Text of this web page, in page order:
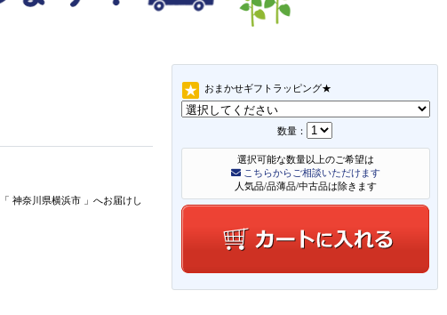
おまかせギフトラッピング★
数量：
選択可能な数量以上のご希望は
こちらからご相談いただけます
人気品/品薄品/中古品は除きます
「 神奈川県横浜市 」 へお届けし